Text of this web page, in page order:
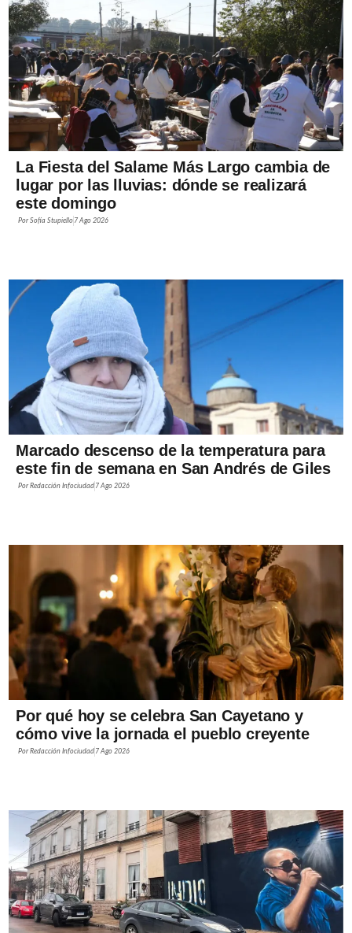
La Fiesta del Salame Más Largo cambia de
lugar por las lluvias: dónde se realizará
este domingo
PorSofía Stupiello 7 Ago 2026
Marcado descenso de la temperatura para
este fin de semana en San Andrés de Giles
PorRedacción Infociudad 7 Ago 2026
Por qué hoy se celebra San Cayetano y
cómo vive la jornada el pueblo creyente
PorRedacción Infociudad 7 Ago 2026